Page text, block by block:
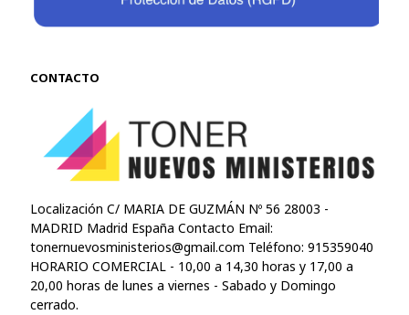
CONTACTO
Localización C/ MARIA DE GUZMÁN Nº 56 28003 -
MADRID Madrid España Contacto Email:
tonernuevosministerios@gmail.com Teléfono: 915359040
HORARIO COMERCIAL - 10,00 a 14,30 horas y 17,00 a
20,00 horas de lunes a viernes - Sabado y Domingo
cerrado.